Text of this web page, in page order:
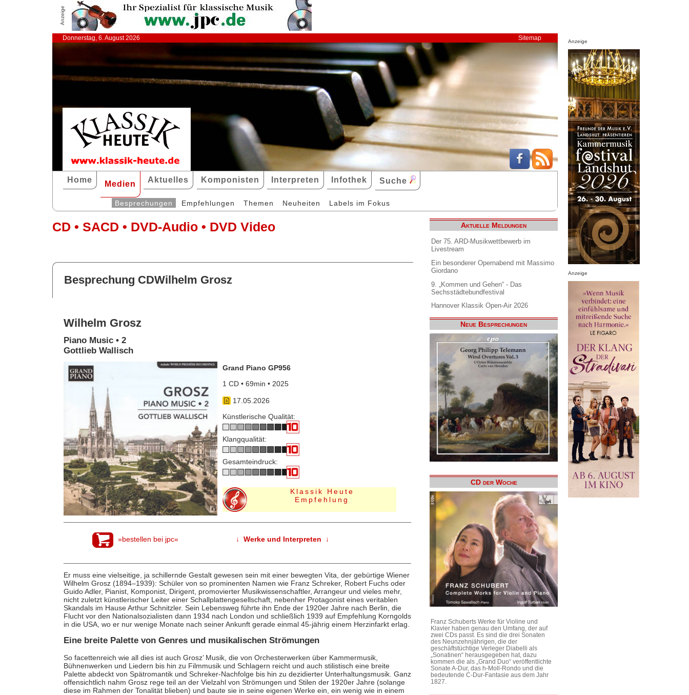
Anzeige
Donnerstag, 6. August 2026 Sitemap
Home Medien Aktuelles Komponisten Interpreten Infothek Suche
Besprechungen Empfehlungen Themen Neuheiten Labels im Fokus
CD • SACD • DVD-Audio • DVD Video
Besprechung CDWilhelm Grosz
Wilhelm Grosz
Piano Music • 2
Gottlieb Wallisch
Grand Piano GP956
1 CD • 69min • 2025
17.05.2026
Künstlerische Qualität:
Klangqualität:
Gesamteindruck:
Klassik Heute
Empfehlung
»bestellen bei jpc« ↓ Werke und Interpreten ↓
Er muss eine vielseitige, ja schillernde Gestalt gewesen sein mit einer bewegten Vita, der gebürtige Wiener
Wilhelm Grosz (1894–1939): Schüler von so prominenten Namen wie Franz Schreker, Robert Fuchs oder
Guido Adler, Pianist, Komponist, Dirigent, promovierter Musikwissenschaftler, Arrangeur und vieles mehr,
nicht zuletzt künstlerischer Leiter einer Schallplattengesellschaft, nebenher Protagonist eines veritablen
Skandals im Hause Arthur Schnitzler. Sein Lebensweg führte ihn Ende der 1920er Jahre nach Berlin, die
Flucht vor den Nationalsozialisten dann 1934 nach London und schließlich 1939 auf Empfehlung Korngolds
in die USA, wo er nur wenige Monate nach seiner Ankunft gerade einmal 45-jährig einem Herzinfarkt erlag.
Eine breite Palette von Genres und musikalischen Strömungen
So facettenreich wie all dies ist auch Grosz’ Musik, die von Orchesterwerken über Kammermusik,
Bühnenwerken und Liedern bis hin zu Filmmusik und Schlagern reicht und auch stilistisch eine breite
Palette abdeckt von Spätromantik und Schreker-Nachfolge bis hin zu dezidierter Unterhaltungsmusik. Ganz
offensichtlich nahm Grosz rege teil an der Vielzahl von Strömungen und Stilen der 1920er Jahre (solange
diese im Rahmen der Tonalität blieben) und baute sie in seine eigenen Werke ein, ein wenig wie in einem
Aktuelle Meldungen
Der 75. ARD-Musikwettbewerb im
Livestream
Ein besonderer Opernabend mit Massimo
Giordano
9. „Kommen und Gehen“ - Das
Sechsstädtebundfestival
Hannover Klassik Open-Air 2026
Neue Besprechungen
CD der Woche
Franz Schuberts Werke für Violine und
Klavier haben genau den Umfang, der auf
zwei CDs passt. Es sind die drei Sonaten
des Neunzehnjährigen, die der
geschäftstüchtige Verleger Diabelli als
„Sonatinen“ herausgegeben hat, dazu
kommen die als „Grand Duo“ veröffentlichte
Sonate A-Dur, das h-Moll-Rondo und die
bedeutende C-Dur-Fantasie aus dem Jahr
1827.
Anzeige
Anzeige